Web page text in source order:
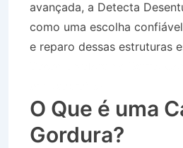
avançada, a Detecta
como uma escolha
e reparo dessas estruturas
O Que é uma
Gordura?